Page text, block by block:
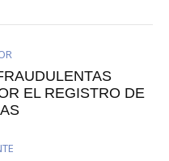
EL REGISTRO DE